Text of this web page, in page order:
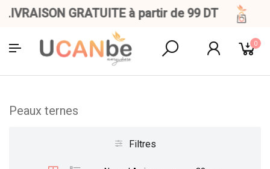
GRATUITE à partir de 99 DT
0
Peaux ternes
Filtres